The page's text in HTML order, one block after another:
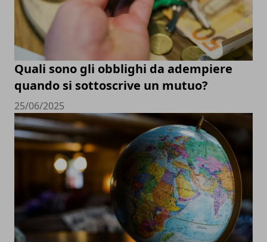
Quali sono gli obblighi da adempiere
quando si sottoscrive un mutuo?
25/06/2025